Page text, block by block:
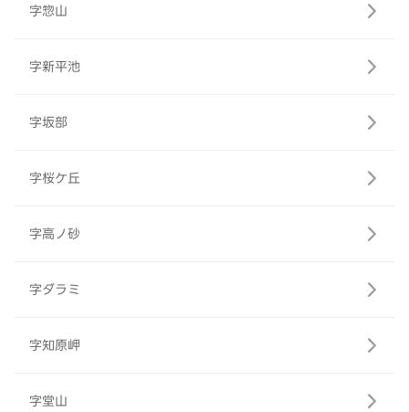
字惣山
字新平池
字坂部
字桜ケ丘
字高ノ砂
字ダラミ
字知原岬
字堂山